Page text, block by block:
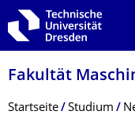
Zur Hauptnavigation
Zur Suche springen
Zum Inhalt springen
Fakultät
Breadcrumb-Menü
Startseite Studium